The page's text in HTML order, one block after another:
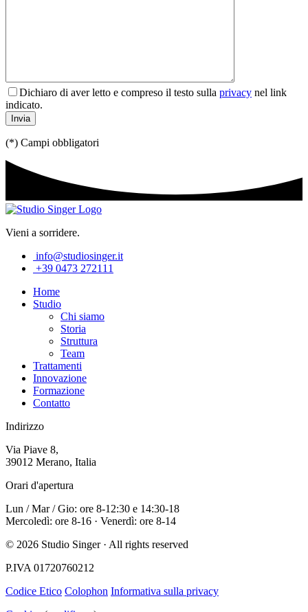
Dichiaro di aver letto e compreso il testo sulla privacy nel link
indicato.
(*) Campi obbligatori
Vieni a sorridere.
info@studiosinger.it
+39 0473 272111
Home
Studio
Chi siamo
Storia
Struttura
Team
Trattamenti
Innovazione
Formazione
Contatto
Indirizzo
Via Piave 8,
39012 Merano, Italia
Orari d'apertura
Lun / Mar / Gio: ore 8-12:30 e 14:30-18
Mercoledì: ore 8-16 · Venerdì: ore 8-14
© 2026 Studio Singer · All rights reserved
P.IVA 01720760212
Codice Etico Colophon Informativa sulla privacy